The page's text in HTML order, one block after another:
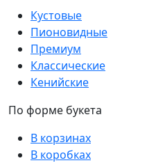
Кустовые
Пионовидные
Премиум
Классические
Кенийские
По форме букета
В корзинах
В коробках